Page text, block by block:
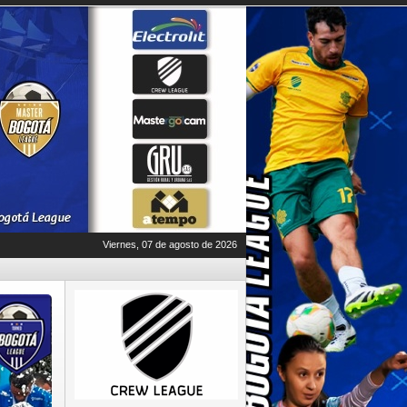
Viernes, 07 de agosto de 2026
EN PORTADA
Final Elite - Bogotá League F11
jueves, 25 de junio de 2026
La gran Final Élite de la Bogotá League F11 XXX